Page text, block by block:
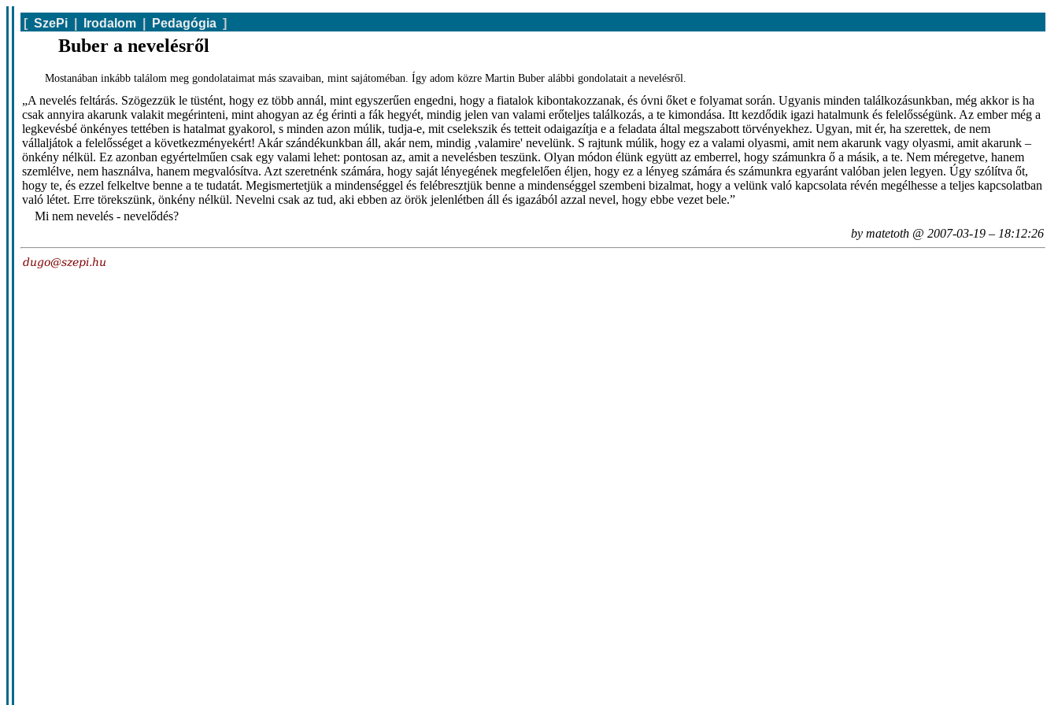
[ SzePi Irodalom Pedagógia ]
Buber a nevelésről
Mostanában inkább találom meg gondolataimat más szavaiban, mint sajátoméban. Így adom közre Martin Buber alábbi gondolatait a nevelésről.
„A nevelés feltárás. Szögezzük le tüstént, hogy ez több annál, mint egyszerűen engedni, hogy a fiatalok kibontakozzanak, és óvni őket e folyamat során. Ugyanis minden találkozásunkban, még akkor is ha
csak annyira akarunk valakit megérinteni, mint ahogyan az ég érinti a fák hegyét, mindig jelen van valami erőteljes találkozás, a te kimondása. Itt kezdődik igazi hatalmunk és felelősségünk. Az ember még a
legkevésbé önkényes tettében is hatalmat gyakorol, s minden azon múlik, tudja-e, mit cselekszik és tetteit odaigazítja e a feladata által megszabott törvényekhez. Ugyan, mit ér, ha szerettek, de nem
vállaljátok a felelősséget a következményekért! Akár szándékunkban áll, akár nem, mindig ‚valamire' nevelünk. S rajtunk múlik, hogy ez a valami olyasmi, amit nem akarunk vagy olyasmi, amit akarunk –
önkény nélkül. Ez azonban egyértelműen csak egy valami lehet: pontosan az, amit a nevelésben teszünk. Olyan módon élünk együtt az emberrel, hogy számunkra ő a másik, a te. Nem méregetve, hanem
szemlélve, nem használva, hanem megvalósítva. Azt szeretnénk számára, hogy saját lényegének megfelelően éljen, hogy ez a lényeg számára és számunkra egyaránt valóban jelen legyen. Úgy szólítva őt,
hogy te, és ezzel felkeltve benne a te tudatát. Megismertetjük a mindenséggel és felébresztjük benne a mindenséggel szembeni bizalmat, hogy a velünk való kapcsolata révén megélhesse a teljes kapcsolatban
való létet. Erre törekszünk, önkény nélkül. Nevelni csak az tud, aki ebben az örök jelenlétben áll és igazából azzal nevel, hogy ebbe vezet bele.”
Mi nem nevelés - nevelődés?
by matetoth @ 2007-03-19 – 18:12:26